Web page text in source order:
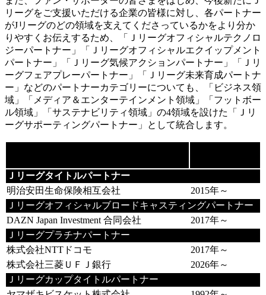
リーグをご支援いただける企業の皆様に対し、各パートナー
がJリーグのどの領域を支えてくださっているかをより分か
りやすくお伝えするため、「Ｊリーグオフィシャルテクノロ
ジーパートナー」「Ｊリーグオフィシャルエクイップメント
パートナー」「Ｊリーグ気候アクションパートナー」「Ｊリ
ーグフェアプレーパートナー」「Ｊリーグ未来育成パートナ
ー」などのパートナーカテゴリーについても、「ビジネス領
域」「メディア＆エンターテインメント領域」「フットボー
ル領域」「サステナビリティ領域」の4領域を設けた「Ｊリ
ーグサポーティングパートナー」として統合します。
Ｊリーグタイトルパートナー
明治安田生命保険相互会社
2015年～
Ｊリーグオフィシャルブロードキャスティングパートナー
DAZN Japan Investment 合同会社
2017年～
Ｊリーグプラチナパートナー
株式会社NTTドコモ
2017年～
株式会社三菱ＵＦＪ銀行
2026年～
Ｊリーグカップタイトルパートナー